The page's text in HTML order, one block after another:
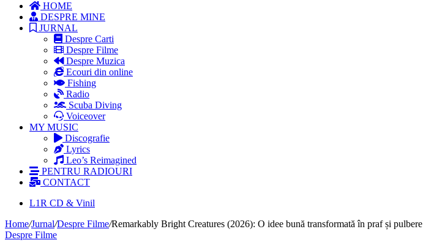
HOME
DESPRE MINE
JURNAL
Despre Carti
Despre Filme
Despre Muzica
Ecouri din online
Fishing
Radio
Scuba Diving
Voiceover
MY MUSIC
Discografie
Lyrics
Leo’s Reimagined
PENTRU RADIOURI
CONTACT
L1R CD & Vinil
Home/Jurnal/Despre Filme/Remarkably Bright Creatures (2026): O idee bună transformată în praf și pulbere
Despre Filme